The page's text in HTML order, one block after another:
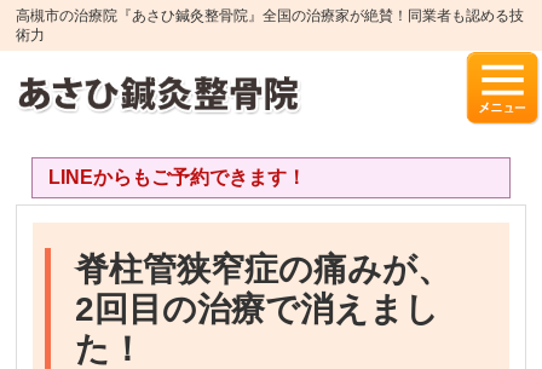
高槻市の治療院『あさひ鍼灸整骨院』全国の治療家が絶賛！同業者も認める技
術力
LINEからもご予約できます！
脊柱管狭窄症の痛みが、
2回目の治療で消えまし
た！